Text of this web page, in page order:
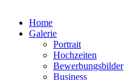
Home
Galerie
Portrait
Hochzeiten
Bewerbungsbilder
Business